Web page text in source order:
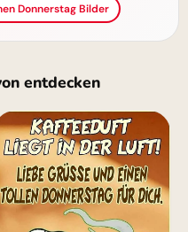
Donnerstag Bilder
entdecken